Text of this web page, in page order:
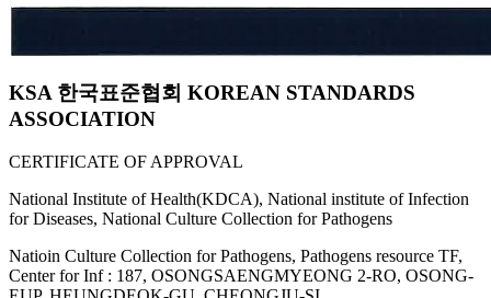
KSA 한국표준협회 KOREAN STANDARDS
ASSOCIATION
CERTIFICATE OF APPROVAL
National Institute of Health(KDCA), National institute of Infection
for Diseases, National Culture Collection for Pathogens
Natioin Culture Collection for Pathogens, Pathogens resource TF,
Center for Inf : 187, OSONGSAENGMYEONG 2-RO, OSONG-